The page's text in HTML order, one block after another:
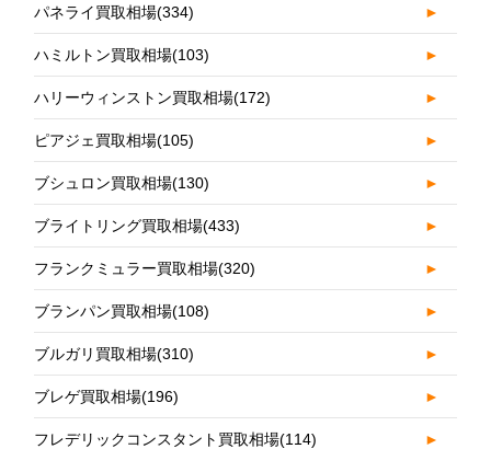
パネライ買取相場(334) ►
ハミルトン買取相場(103) ►
ハリーウィンストン買取相場(172) ►
ピアジェ買取相場(105) ►
ブシュロン買取相場(130) ►
ブライトリング買取相場(433) ►
フランクミュラー買取相場(320) ►
ブランパン買取相場(108) ►
ブルガリ買取相場(310) ►
ブレゲ買取相場(196) ►
フレデリックコンスタント買取相場(114) ►